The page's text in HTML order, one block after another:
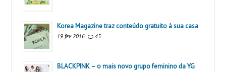
Korea Magazine traz conteúdo gratuito à sua casa
19 fev 2016 45
BLACKPINK – o mais novo grupo feminino da YG